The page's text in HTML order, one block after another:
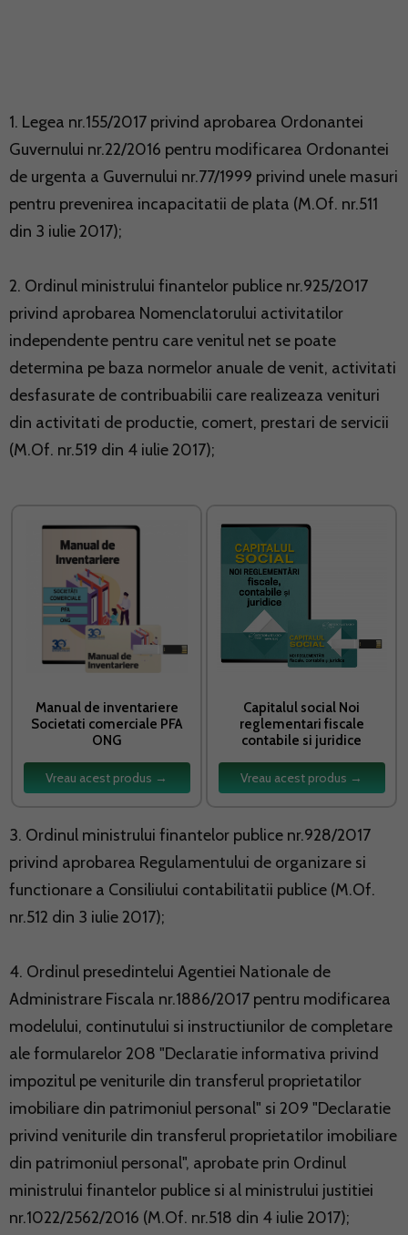
1. Legea nr.155/2017 privind aprobarea Ordonantei
Guvernului nr.22/2016 pentru modificarea Ordonantei
de urgenta a Guvernului nr.77/1999 privind unele masuri
pentru prevenirea incapacitatii de plata (M.Of. nr.511
din 3 iulie 2017);
2. Ordinul ministrului finantelor publice nr.925/2017
privind aprobarea Nomenclatorului activitatilor
independente pentru care venitul net se poate
determina pe baza normelor anuale de venit, activitati
desfasurate de contribuabilii care realizeaza venituri
din activitati de productie, comert, prestari de servicii
(M.Of. nr.519 din 4 iulie 2017);
Manual de inventariere
Societati comerciale PFA
ONG
Vreau acest produs →
Capitalul social Noi
reglementari fiscale
contabile si juridice
Vreau acest produs →
3. Ordinul ministrului finantelor publice nr.928/2017
privind aprobarea Regulamentului de organizare si
functionare a Consiliului contabilitatii publice (M.Of.
nr.512 din 3 iulie 2017);
4. Ordinul presedintelui Agentiei Nationale de
Administrare Fiscala nr.1886/2017 pentru modificarea
modelului, continutului si instructiunilor de completare
ale formularelor 208 "Declaratie informativa privind
impozitul pe veniturile din transferul proprietatilor
imobiliare din patrimoniul personal" si 209 "Declaratie
privind veniturile din transferul proprietatilor imobiliare
din patrimoniul personal", aprobate prin Ordinul
ministrului finantelor publice si al ministrului justitiei
nr.1022/2562/2016 (M.Of. nr.518 din 4 iulie 2017);